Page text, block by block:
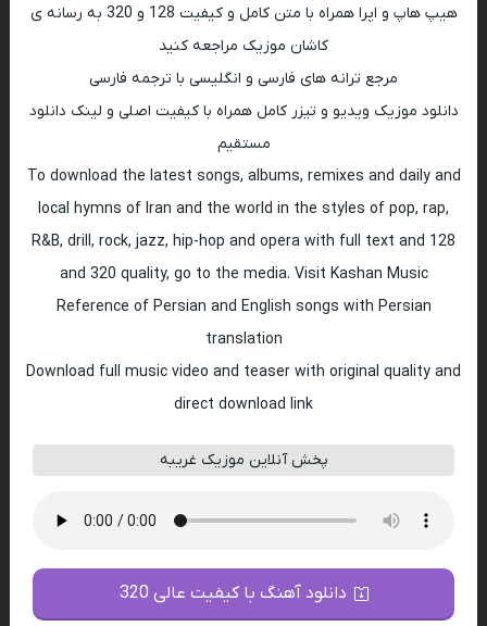
هیپ هاپ و اپرا همراه با متن کامل و کیفیت 128 و 320 به رسانه ی
کاشان موزیک مراجعه کنید
مرجع ترانه های فارسی و انگلیسی با ترجمه فارسی
دانلود موزیک ویدیو و تیزر کامل همراه با کیفیت اصلی و لینک دانلود
مستقیم
To download the latest songs, albums, remixes and daily and
local hymns of Iran and the world in the styles of pop, rap,
R&B, drill, rock, jazz, hip-hop and opera with full text and 128
and 320 quality, go to the media. Visit Kashan Music
Reference of Persian and English songs with Persian
translation
Download full music video and teaser with original quality and
direct download link
پخش آنلاین موزیک غریبه
دانلود آهنگ با کیفیت عالی 320